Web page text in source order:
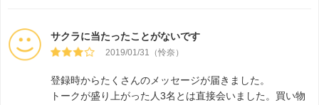
サクラに当たったことがないです
2019/01/31（怜奈）
登録時からたくさんのメッセージが届きました。
トークが盛り上がった人3名とは直接会いました。買い物